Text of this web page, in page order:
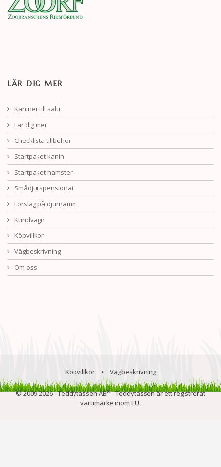
LÄR DIG MER
Kaniner till salu
Lär dig mer
Checklista tillbehör
Startpaket kanin
Startpaket hamster
Smådjurspensionat
Förslag på djurnamn
Kundvagn
Köpvillkor
Vägbeskrivning
Om oss
Köpvillkor • Vägbeskrivning
© 2009-2026 - Teddytassen AB®- Teddytassen är ett registrerat
varumärke inom EU.